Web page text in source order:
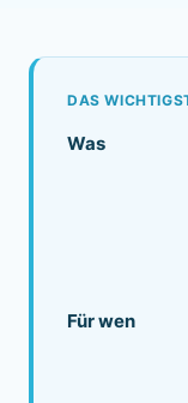
DAS
Was
Für wen